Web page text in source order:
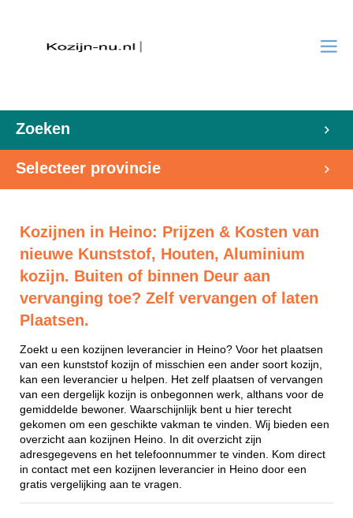
Zoeken
Selecteer provincie
Kozijnen in Heino: Prijzen & Kosten van
nieuwe Kunststof, Houten, Aluminium
kozijn. Buiten of binnen Deur aan
vervanging toe? Zelf vervangen of laten
Plaatsen.
Zoekt u een kozijnen leverancier in Heino? Voor het plaatsen
van een kunststof kozijn of misschien een ander soort kozijn,
kan een leverancier u helpen. Het zelf plaatsen of vervangen
van een dergelijk kozijn is onbegonnen werk, althans voor de
gemiddelde bewoner. Waarschijnlijk bent u hier terecht
gekomen om een geschikte vakman te vinden. Wij bieden een
overzicht aan kozijnen Heino. In dit overzicht zijn
adresgegevens en het telefoonnummer te vinden. Kom direct
in contact met een kozijnen leverancier in Heino door een
gratis vergelijking aan te vragen.